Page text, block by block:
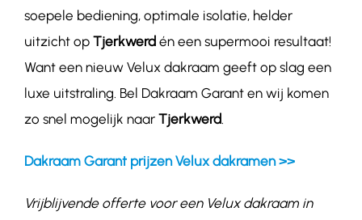
soepele bediening, optimale isolatie, helder
uitzicht op Tjerkwerd én een supermooi resultaat!
Want een nieuw Velux dakraam geeft op slag een
luxe uitstraling. Bel Dakraam Garant en wij komen
zo snel mogelijk naar Tjerkwerd.
Dakraam Garant prijzen Velux dakramen >>
Vrijblijvende offerte voor een Velux dakraam in